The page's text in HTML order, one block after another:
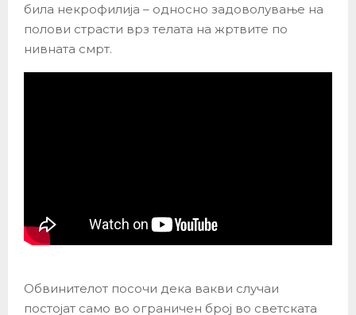
била некрофилија – односно задоволување на
полови страсти врз телата на жртвите по
нивната смрт.
Обвинителот посочи дека вакви случаи
постојат само во ограничен број во светската